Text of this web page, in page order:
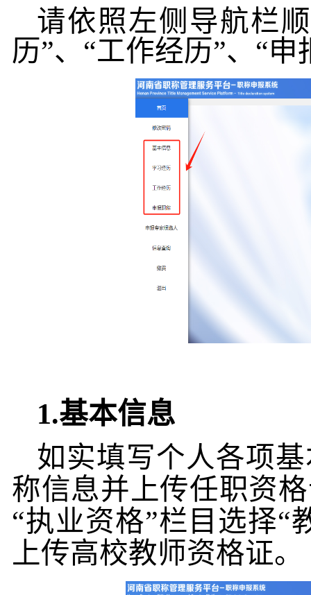
请依照左侧导航栏
历”、“工作经历”、“申
1.基本信息
如实填写个人各项
称信息并上传任职资
“执业资格”栏目选择“
上传高校教师资格证。